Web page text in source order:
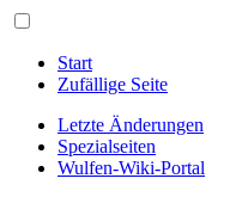
Start
Zufällige Seite
Letzte Änderungen
Spezialseiten
Wulfen-Wiki-Portal